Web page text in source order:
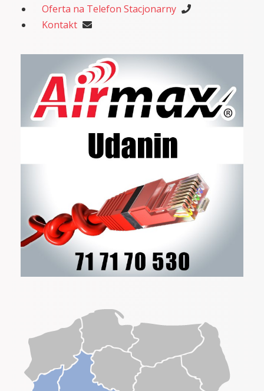
Oferta na Telefon Stacjonarny
Kontakt